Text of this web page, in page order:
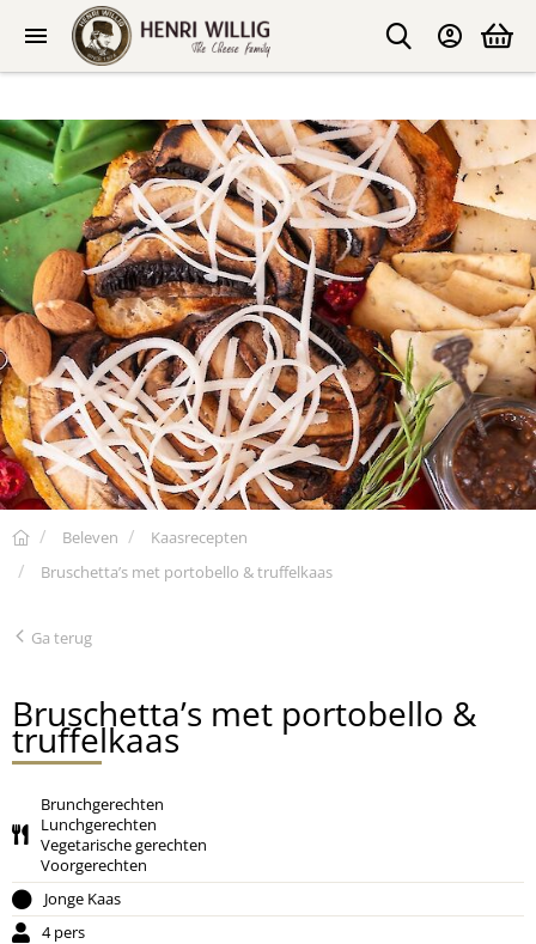
Beleven
Kaasrecepten
Bruschetta’s met portobello & truffelkaas
Ga terug
Bruschetta’s met portobello &
truffelkaas
Brunchgerechten
Lunchgerechten
Vegetarische gerechten
Voorgerechten
Jonge Kaas
4 pers